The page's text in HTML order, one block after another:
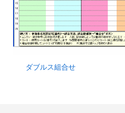
ダブルス組合せ